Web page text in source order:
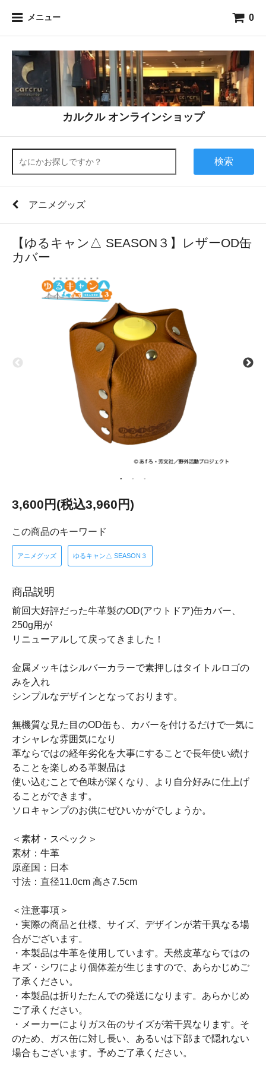
メニュー 0
カルクル オンラインショップ
検索
アニメグッズ
【ゆるキャン△ SEASON３】レザーOD缶
カバー
3,600円(税込3,960円)
この商品のキーワード
アニメグッズ ゆるキャン△ SEASON３
商品説明
前回大好評だった牛革製のOD(アウトドア)缶カバー、
250g用が
リニューアルして戻ってきました！
金属メッキはシルバーカラーで素押しはタイトルロゴの
みを入れ
シンプルなデザインとなっております。
無機質な見た目のOD缶も、カバーを付けるだけで一気に
オシャレな雰囲気になり
革ならではの経年劣化を大事にすることで長年使い続け
ることを楽しめる革製品は
使い込むことで色味が深くなり、より自分好みに仕上げ
ることができます。
ソロキャンプのお供にぜひいかがでしょうか。
＜素材・スペック＞
素材：牛革
原産国：日本
寸法：直径11.0cm 高さ7.5cm
＜注意事項＞
・実際の商品と仕様、サイズ、デザインが若干異なる場
合がございます。
・本製品は牛革を使用しています。天然皮革ならではの
キズ・シワにより個体差が生じますので、あらかじめご
了承ください。
・本製品は折りたたんでの発送になります。あらかじめ
ご了承ください。
・メーカーによりガス缶のサイズが若干異なります。そ
のため、ガス缶に対し長い、あるいは下部まで隠れない
場合もございます。予めご了承ください。